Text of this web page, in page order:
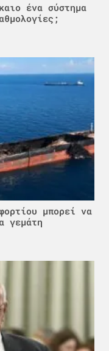
ένα σύστημα
μπορεί να
γεμάτη